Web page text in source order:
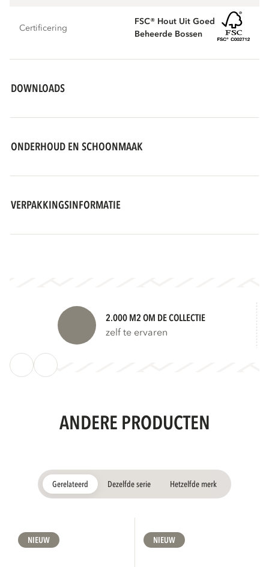
Certificering
FSC® Hout Uit Goed
Beheerde Bossen
DOWNLOADS
ONDERHOUD EN SCHOONMAAK
VERPAKKINGSINFORMATIE
2.000 M2 OM DE COLLECTIE
zelf te ervaren
ANDERE PRODUCTEN
Gerelateerd Dezelfde serie Hetzelfde merk
NIEUW NIEUW